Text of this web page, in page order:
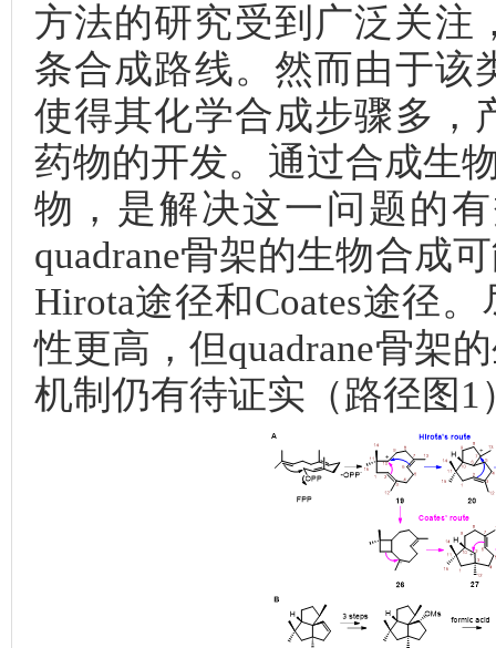
方法的研究受到广泛关注
条合成路线。然而由于该
使得其化学合成步骤多，
药物的开发。通过合成生
物，是解决这一问题的
quadrane骨架的生物合成
Hirota途径和Coates途径
性更高，但quadrane骨架
机制仍有待证实（路径图1